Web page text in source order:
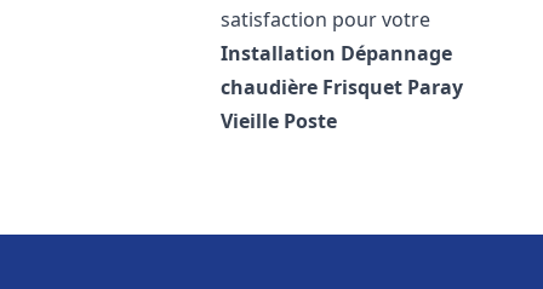
satisfaction pour votre
Installation Dépannage
chaudière Frisquet Paray
Vieille Poste